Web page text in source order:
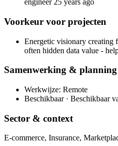
engineer 25 years ago
Voorkeur voor projecten
Energetic visionary creating
often hidden data value -
Samenwerking & planning
Werkwijze: Remote
Beschikbaar · Beschikbaar
Sector & context
E-commerce, Insurance,